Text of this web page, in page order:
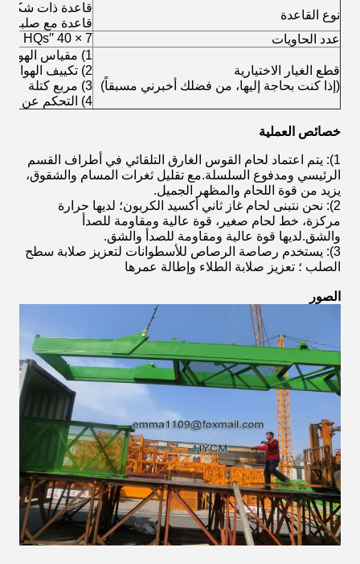
نوع القاعدة
قاعدة ذات شكل
قاعدة مع صلبة
عدد الحاويات
7 × 40 ′′HQs
قطع الغيار الاختيارية
(إذا كنت بحاجة إليها، من فضلك أخبرني مسبقاً)
1) مقياس الهواء
2) تكييف الهواء في المقصورة
3) مربع كتلة
4) التحكم عن بعد
خصائص العملية
1): يتم اعتماد لحام القوس الغارق التلقائي في أطراف القسم
الرئيسي ومدفوع السلسلة.مع تقليل ثغرات المسام والشقوق،
يزيد من قوة اللحام والمظهر الجميل.
2): نحن نتبنى لحام غاز ثاني أكسيد الكربون؛ لديها حرارة
مركزة، خط لحام صغير، قوة عالية ومقاومة للصدأ
والشق.لديها قوة عالية ومقاومة للصدأ والشق.
3): يستخدم رصاصة الرصاص للأسطوانات لتعزيز صلابة سطح
الصلب ؛ تعزيز صلابة الطلاء وإطالة عمرها
الصور